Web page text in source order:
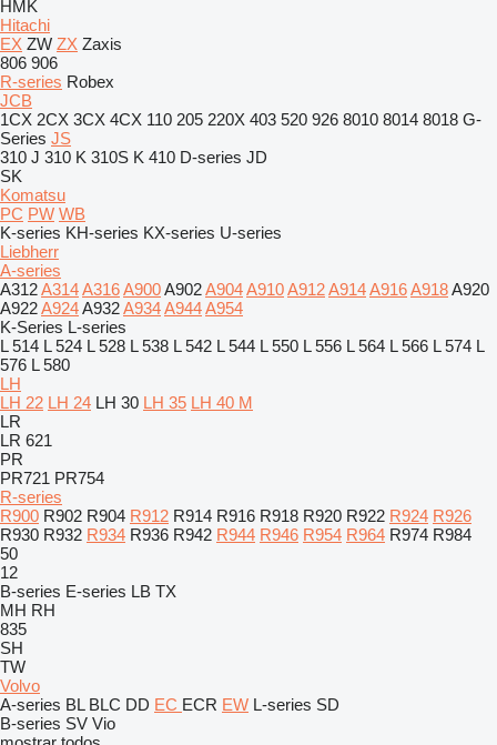
HMK
Hitachi
EX ZW ZX Zaxis
806 906
R-series Robex
JCB
1CX 2CX 3CX 4CX 110 205 220X 403 520 926 8010 8014 8018 G-
Series JS
310 J 310 K 310S K 410 D-series JD
SK
Komatsu
PC PW WB
K-series KH-series KX-series U-series
Liebherr
A-series
A312A314A316A900A902A904A910A912A914A916A918A920
A922A924A932A934A944A954
K-Series L-series
L 514 L 524 L 528 L 538 L 542 L 544 L 550 L 556 L 564 L 566 L 574 L
576 L 580
LH
LH 22 LH 24 LH 30 LH 35 LH 40 M
LR
LR 621
PR
PR721 PR754
R-series
R900 R902 R904 R912 R914 R916 R918 R920 R922 R924 R926
R930 R932 R934 R936 R942 R944 R946 R954 R964 R974 R984
50
12
B-series E-series LB TX
MH RH
835
SH
TW
Volvo
A-series BL BLC DD EC ECR EW L-series SD
B-series SV Vio